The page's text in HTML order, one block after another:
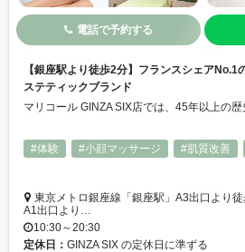
電話で予約する
【銀座駅より徒歩2分】フランスシェア
ステティックブランド
#体験
#小顔マッサージ #肌質改善
東京メトロ銀座線「銀座駅」A3出口より徒
A1出口より…
10:30～20:30
定休日： GINZA SIX の定休日に準ずる